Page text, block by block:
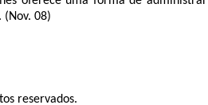
08)
reservados.